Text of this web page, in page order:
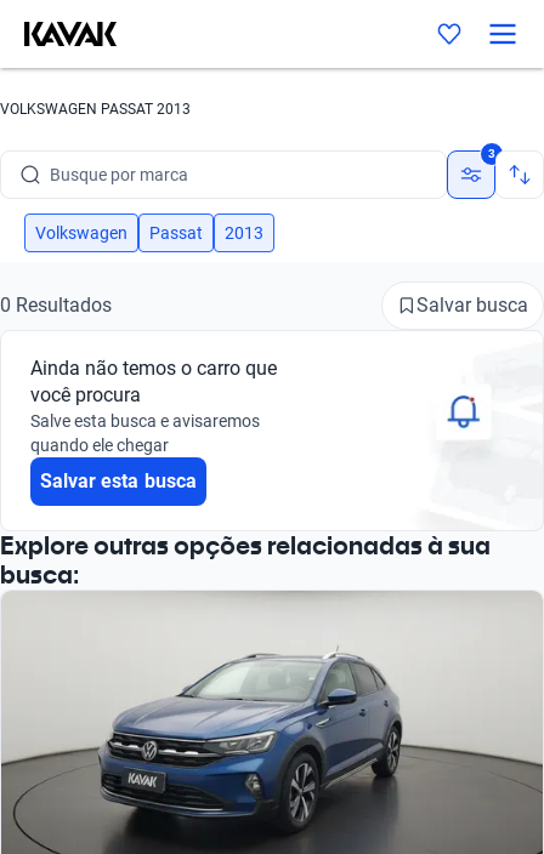
VOLKSWAGEN PASSAT 2013
Busque por modelo
Busque por versão
Busque por modelo
Busque por versão
Busque por ano
3
Volkswagen Passat 2013
0 Resultados Salvar busca
Ainda não temos o carro que
você procura
Salve esta busca e avisaremos
quando ele chegar
Salvar esta busca
Explore outras opções relacionadas à sua
busca: